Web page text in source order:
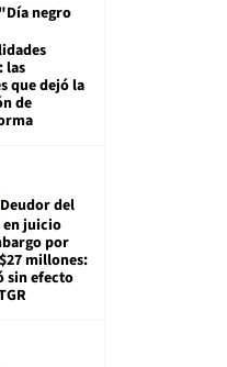
"Día negro
las
que dejó la
de
Deudor del
en juicio
por
millones:
sin efecto